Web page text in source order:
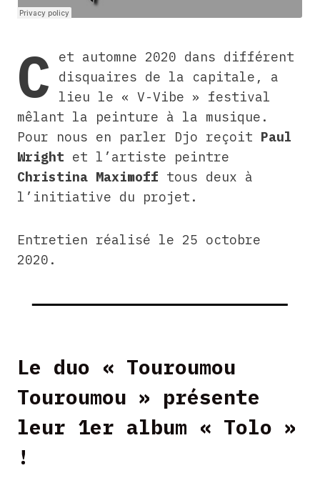
C
et automne 2020 dans différent
disquaires de la capitale, a
lieu le « V-Vibe » festival
mêlant la peinture à la musique.
Pour nous en parler Djo reçoit Paul
Wright et l’artiste peintre
Christina Maximoff tous deux à
l’initiative du projet.
Entretien réalisé le 25 octobre
2020.
Le duo « Touroumou
Touroumou » présente
leur 1er album « Tolo »
!